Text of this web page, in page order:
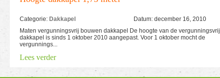
Categorie: Dakkapel
Datum: december 16, 2010
Maten vergunningsvrij bouwen dakkapel De hoogte van de vergunningsvrij
dakkapel is sinds 1 oktober 2010 aangepast. Voor 1 oktober mocht de
vergunnings...
Lees verder